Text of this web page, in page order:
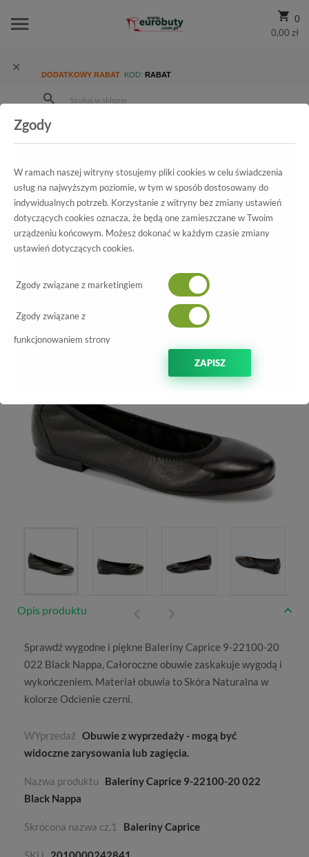
0
0,00 zł
DODATKOWY RABAT KOD: RABAT
Kolekcja damska
Baleriny
Wszystkie produkty
9-22100-20 022 Black Nappa
Opis produktu
Sprawdź wygodne i piękne Baleriny Caprice 9-22100-20
022 Black Nappa, Całoroczne obuwie zaskakuje wygodą i
wykończeniem. Materiał obuwia toSkóra Naturalna w
kolorze Odcienie czerni.
WYprzedaż Obuwie z wyprzedaży - mogą być
widoczne zarysowania lub zagięcia.
Nazwa produktu
Baleriny Caprice 9-22100-20 022
Black Nappa
Skrócona nazwa cz.1 Baleriny Caprice
Zgody
W ramach naszej witryny stosujemy pliki cookies w celu świadczenia
usług na najwyższym poziomie, w tym w sposób dostosowany do
indywidualnych potrzeb. Korzystanie z witryny bez zmiany ustawień
dotyczących cookies oznacza, że będą one zamieszczane w Twoim
urządzeniu końcowym. Możesz dokonać w każdym czasie zmiany
ustawień dotyczących cookies.
Zgody związane z marketingiem
Zgody związane z
funkcjonowaniem strony
ZAPISZ